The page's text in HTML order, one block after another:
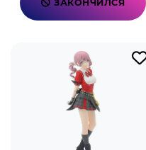
ЗАКОНЧИЛСЯ